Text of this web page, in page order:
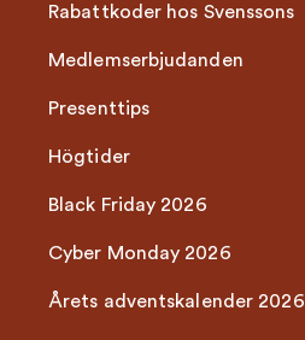
Rabattkoder hos Svenssons
Medlemserbjudanden
Presenttips
Högtider
Black Friday 2026
Cyber Monday 2026
Årets adventskalender 2026